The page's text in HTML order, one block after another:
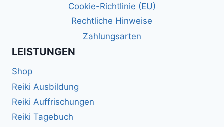
Cookie-Richtlinie (EU)
Rechtliche Hinweise
Zahlungsarten
LEISTUNGEN
Shop
Reiki Ausbildung
Reiki Auffrischungen
Reiki Tagebuch